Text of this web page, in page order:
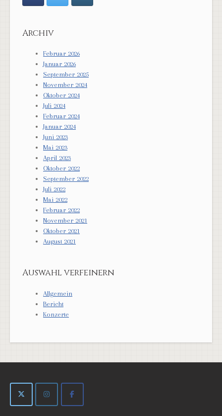
Archiv
Februar 2026
Januar 2026
September 2025
November 2024
Oktober 2024
Juli 2024
Februar 2024
Januar 2024
Juni 2023
Mai 2023
April 2023
Oktober 2022
September 2022
Juli 2022
Mai 2022
Februar 2022
November 2021
Oktober 2021
August 2021
Auswahl verfeinern
Allgemein
Bericht
Konzerte